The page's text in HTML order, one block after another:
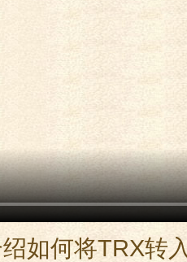
如何将TRX转